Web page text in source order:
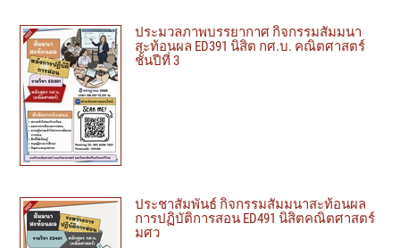
ประมวลภาพบรรยากาศ กิจกรรมสัมมนา
สะท้อนผล ED391 นิสิต กศ.บ. คณิตศาสตร์
ชั้นปีที่ 3
ประชาสัมพันธ์ กิจกรรมสัมมนาสะท้อนผล
การปฏิบัติการสอน ED491 นิสิตคณิตศาสตร์
มศว